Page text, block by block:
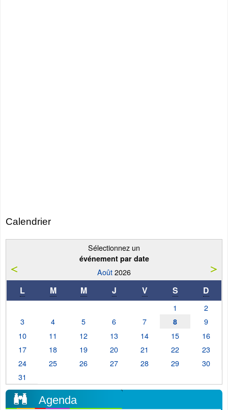
Calendrier
Sélectionnez un
événement par date
Août2026
L M M J V S D
1
2
3
4 5 6 7 8
9
10
11 12 13 14 15
16
17
18 19 20 21 22
23
24
25 26 27 28 29
30
31
Agenda